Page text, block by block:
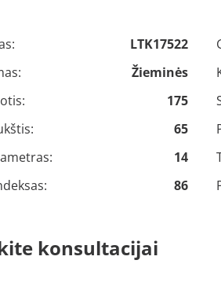
LTK17522
Žieminės
175
65
14
86
konsultacijai